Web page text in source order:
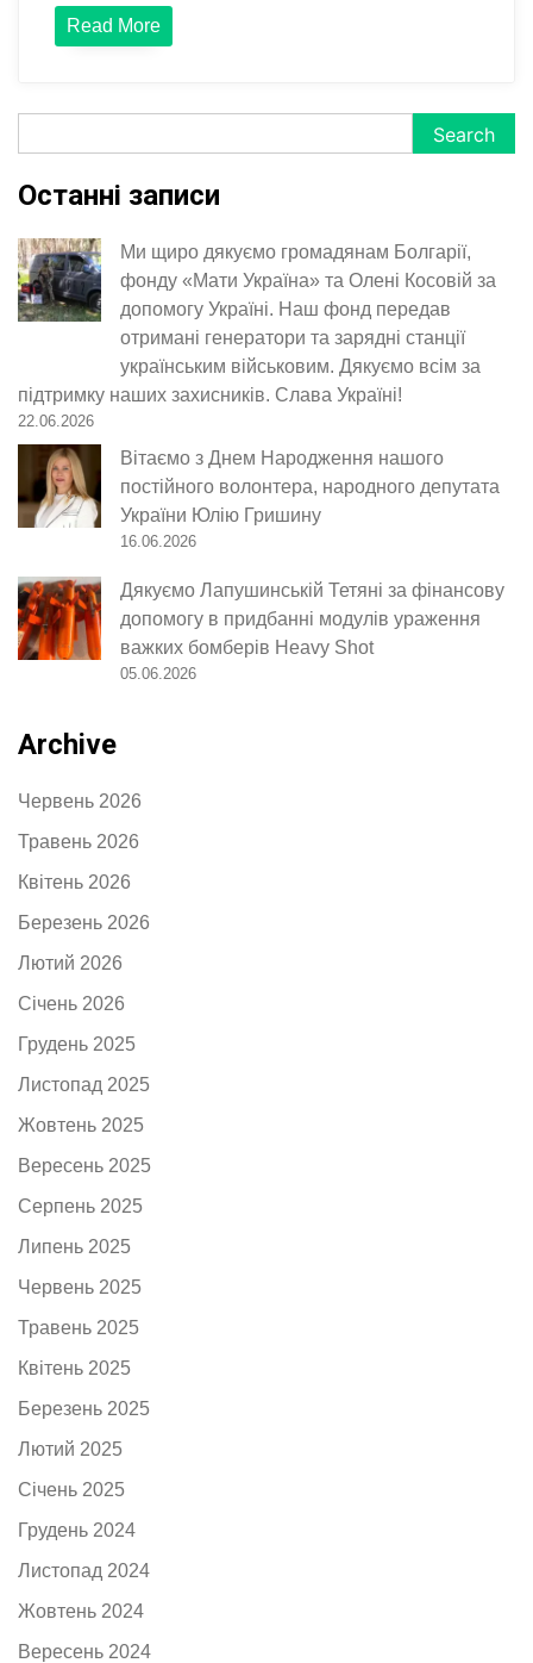
Read More
Search
Останні записи
Ми щиро дякуємо громадянам Болгарії,
фонду «Мати Україна» та Олені Косовій за
допомогу Україні. Наш фонд передав
отримані генератори та зарядні станції
українським військовим. Дякуємо всім за
підтримку наших захисників. Слава Україні!
22.06.2026
Вітаємо з Днем Народження нашого
постійного волонтера, народного депутата
України Юлію Гришину
16.06.2026
Дякуємо Лапушинській Тетяні за фінансову
допомогу в придбанні модулів ураження
важких бомберів Heavy Shot
05.06.2026
Archive
Червень 2026
Травень 2026
Квітень 2026
Березень 2026
Лютий 2026
Січень 2026
Грудень 2025
Листопад 2025
Жовтень 2025
Вересень 2025
Серпень 2025
Липень 2025
Червень 2025
Травень 2025
Квітень 2025
Березень 2025
Лютий 2025
Січень 2025
Грудень 2024
Листопад 2024
Жовтень 2024
Вересень 2024